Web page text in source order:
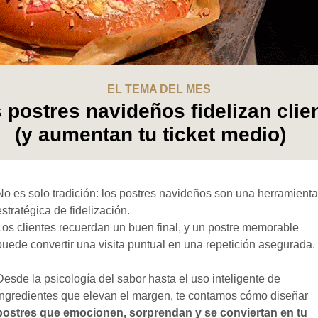
EL TEMA DEL MES
postres navideños fidelizan
(y aumentan tu ticket medio)
es solo tradición: los postres navideños son una herramienta
de fidelización.
clientes recuerdan un buen final, y un postre memorable
convertir una visita puntual en una repetición
la psicología del sabor hasta el uso inteligente de
que elevan el margen, te contamos cómo diseñar
que emocionen, sorprendan y se conviertan en tu